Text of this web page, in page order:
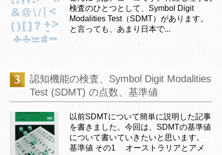
検査のひとつとして、Symbol Digit
Modalities Test（SDMT）があります。
と言っても、あまり日本で...
認知機能の検査、Symbol Digit Modalities
Test (SDMT) の点数、基準値
以前SDMTについて簡単に説明した記事
を書きました。今回は、SDMTの基準値
について書いていきたいと思います。
基準値 その1 オーストラリアとアメ